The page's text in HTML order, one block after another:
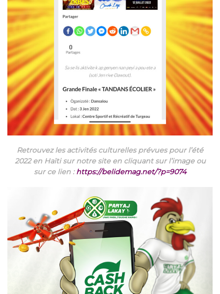
Retrouvez les activités culturelles prévues pour l’été
2022 en Haïti sur notre site en cliquant sur l’image ou
sur ce lien :https://belidemag.net/?p=9074